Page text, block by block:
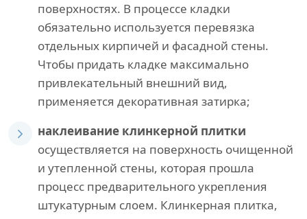
поверхностях. В процессе кладки
обязательно используется перевязка
отдельных кирпичей и фасадной стены.
Чтобы придать кладке максимально
привлекательный внешний вид,
применяется декоративная затирка;
наклеивание клинкерной плитки
осуществляется на поверхность очищенной
и утепленной стены, которая прошла
процесс предварительного укрепления
штукатурным слоем. Клинкерная плитка,